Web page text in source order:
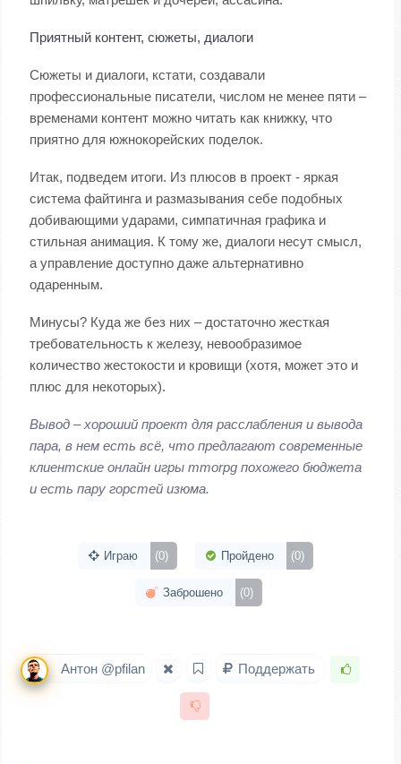
Приятный контент, сюжеты, диалоги
Сюжеты и диалоги, кстати, создавали
профессиональные писатели, числом не менее пяти –
временами контент можно читать как книжку, что
приятно для южнокорейских поделок.
Итак, подведем итоги. Из плюсов в проект - яркая
система файтинга и размазывания себе подобных
добивающими ударами, симпатичная графика и
стильная анимация. К тому же, диалоги несут смысл,
а управление доступно даже альтернативно
одаренным.
Минусы? Куда же без них – достаточно жесткая
требовательность к железу, невообразимое
количество жестокости и кровищи (хотя, может это и
плюс для некоторых).
Вывод – хороший проект для расслабления и вывода
пара, в нем есть всё, что предлагают современные
клиентские онлайн игры mmorpg похожего бюджета
и есть пару горстей изюма.
Играю (0) Пройдено (0)
Заброшено (0)
Антон @pfilan Поддержать